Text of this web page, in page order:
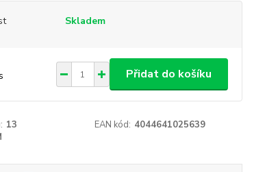
Skladem
Přidat do košíku
13 EAN kód: 4044641025639